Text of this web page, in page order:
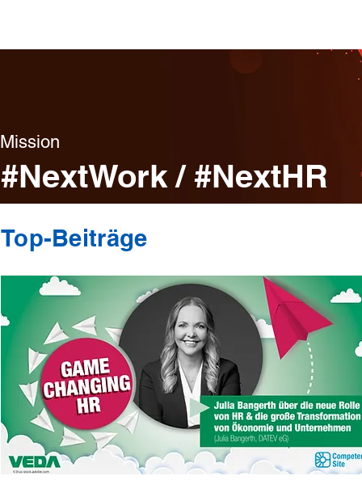
#NextWork / #NextHR
Mission
Top-Beiträge